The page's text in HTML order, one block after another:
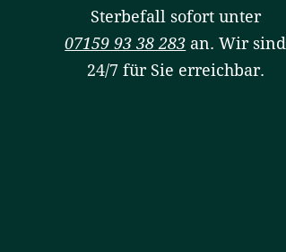
Sterbefall sofort unter
07159 93 38 283 an. Wir sind
24/7 für Sie erreichbar.